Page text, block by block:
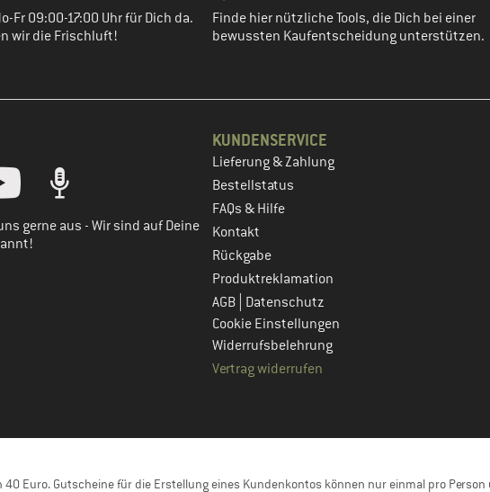
Fr 09:00-17:00 Uhr für Dich da.
wir die Frischluft!
Finde hier nützliche Tools, die Dich bei einer
bewussten Kaufentscheidung unterstützen.
dein Kundenkonto
gerne aus - Wir sind auf Deine
KUNDENSERVICE
Lieferung & Zahlung
Bestellstatus
FAQs & Hilfe
Kontakt
Rückgabe
Produktreklamation
AGB Datenschutz
Cookie Einstellungen
Widerrufsbelehrung
Vertrag widerrufen
Euro. Gutscheine für die Erstellung eines Kundenkontos können nur einmal pro